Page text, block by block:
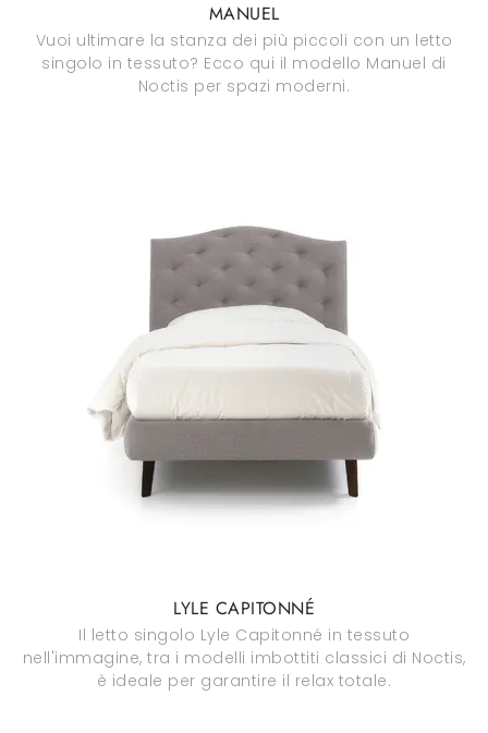
MANUEL
Vuoi ultimare la stanza dei più piccoli con un letto
singolo in tessuto? Ecco qui il modello Manuel di
Noctis per spazi moderni.
LYLE CAPITONNÉ
Il letto singolo Lyle Capitonné in tessuto
nell'immagine, tra i modelli imbottiti classici di Noctis,
è ideale per garantire il relax totale.